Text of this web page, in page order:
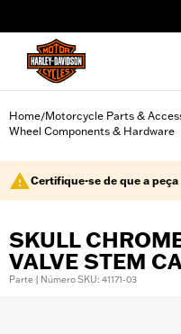
Home/Motorcycle Parts &
Wheel Components & Hardware
Certifique-se de que a
SKULL
VALVE STEM
Parte | Número SKU: 41171-03